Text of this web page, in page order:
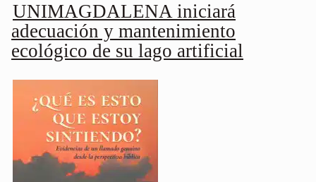
UNIMAGDALENA iniciará
adecuación y mantenimiento
ecológico de su lago artificial